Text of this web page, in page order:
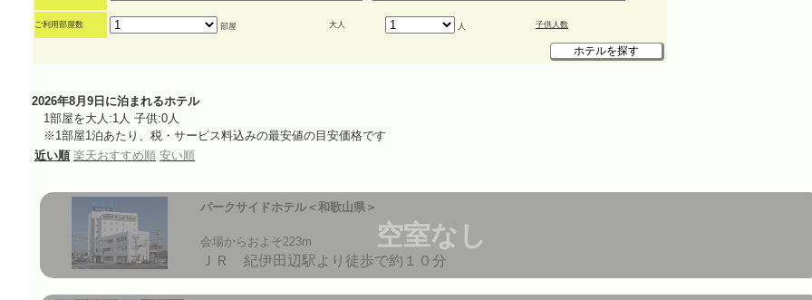
ご利用部屋数 部屋 大人 人 子供人数
2026年8月9日に泊まれるホテル
1部屋を大人:1人 子供:0人
※1部屋1泊あたり、税・サービス料込みの最安値の目安価格です
近い順 楽天おすすめ順 安い順
空室なし
パークサイドホテル＜和歌山県＞
会場からおよそ223m
ＪＲ 紀伊田辺駅より徒歩で約１０分